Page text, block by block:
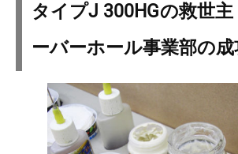
タイプJ 300HGの救世
ーバーホール事業部の成